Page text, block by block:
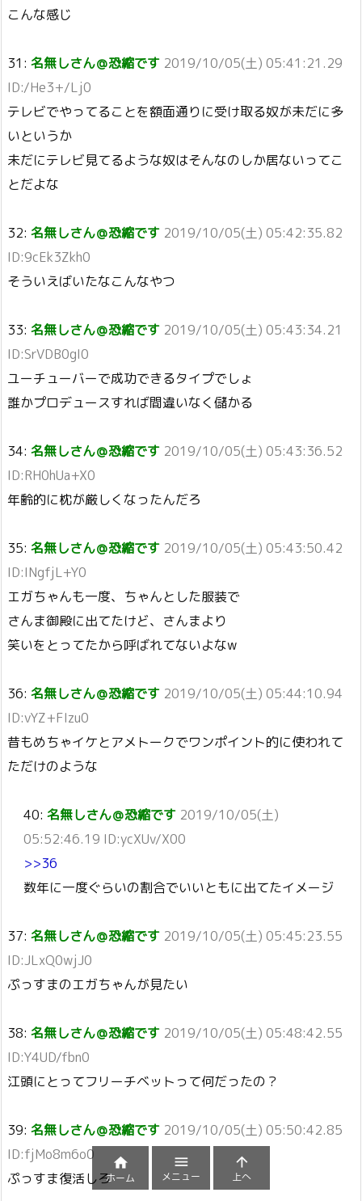
こんな感じ
31: 名無しさん＠恐縮です 2019/10/05(土) 05:41:21.29
ID:/He3+/Lj0
テレビでやってることを額面通りに受け取る奴が未だに多
いというか
未だにテレビ見てるような奴はそんなのしか居ないってこ
とだよな
32: 名無しさん＠恐縮です 2019/10/05(土) 05:42:35.82
ID:9cEk3Zkh0
そういえばいたなこんなやつ
33: 名無しさん＠恐縮です 2019/10/05(土) 05:43:34.21
ID:SrVDB0gI0
ユーチューバーで成功できるタイプでしょ
誰かプロデュースすれば間違いなく儲かる
34: 名無しさん＠恐縮です 2019/10/05(土) 05:43:36.52
ID:RH0hUa+X0
年齢的に枕が厳しくなったんだろ
35: 名無しさん＠恐縮です 2019/10/05(土) 05:43:50.42
ID:INgfjL+Y0
エガちゃんも一度、ちゃんとした服装で
さんま御殿に出てたけど、さんまより
笑いをとってたから呼ばれてないよなw
36: 名無しさん＠恐縮です 2019/10/05(土) 05:44:10.94
ID:vYZ+FIzu0
昔もめちゃイケとアメトークでワンポイント的に使われて
ただけのような
40: 名無しさん＠恐縮です 2019/10/05(土)
05:52:46.19 ID:ycXUv/X00
>>36
数年に一度ぐらいの割合でいいともに出てたイメージ
37: 名無しさん＠恐縮です 2019/10/05(土) 05:45:23.55
ID:JLxQ0wjJ0
ぷっすまのエガちゃんが見たい
38: 名無しさん＠恐縮です 2019/10/05(土) 05:48:42.55
ID:Y4UD/fbn0
江頭にとってフリーチベットって何だったの？
39: 名無しさん＠恐縮です 2019/10/05(土) 05:50:42.85
ID:fjMo8m6o0
ぷっすま復活しろ

ホーム

メニュー

上へ